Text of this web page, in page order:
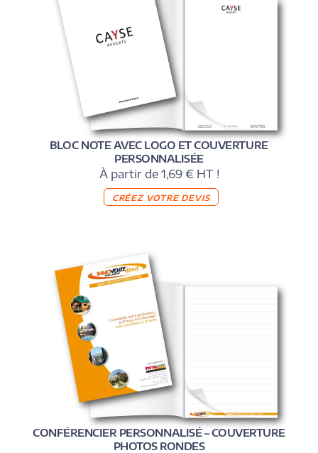
BLOC NOTE AVEC LOGO ET COUVERTURE
PERSONNALISÉE
À partir de 1,69 € HT !
CRÉEZ VOTRE DEVIS
CONFÉRENCIER PERSONNALISÉ – COUVERTURE
PHOTOS RONDES